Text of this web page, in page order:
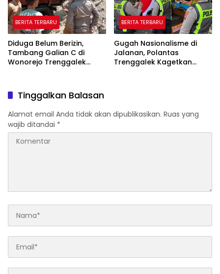
BERITA TERBARU
Diduga Belum Berizin,
Tambang Galian C di
Wonorejo Trenggalek
BERITA TERBARU
Gugah Nasionalisme di
Jalanan, Polantas
Trenggalek Kagetkan
Tinggalkan Balasan
Alamat email Anda tidak akan dipublikasikan. Ruas yang
wajib ditandai *